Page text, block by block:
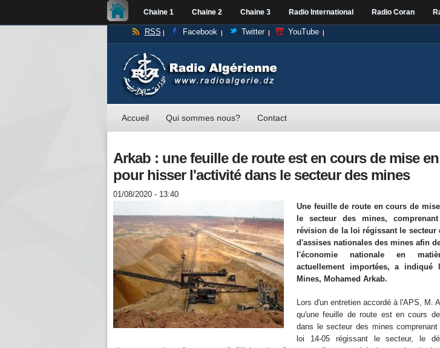
Chaine 1 Chaine 2 Chaine 3 Radio International Radio Coran
RSS Facebook Twitter YouTube
Accueil Qui sommes nous? Contact
Arkab : une feuille de route est en cours de mise
pour hisser l'activité dans le secteur des mines
01/08/2020 - 13:40
Une feuille de route en cours de
le secteur des mines,
révision de la loi régissant le secteur
d'assises nationales des mines afin
l'économie nationale en
actuellement importées, a indiqué
Mines, Mohamed Arkab.
Lors d'un entretien accordé à l'APS, M.
qu'une feuille de route est en cours
dans le secteur des mines
loi 14-05 régissant le secteur, le